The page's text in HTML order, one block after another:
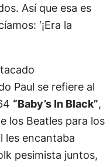
Así que esa es
‘¡Era la
Paul se refiere al
“Baby’s In Black”,
los Beatles para los
les encantaba
pesimista juntos,